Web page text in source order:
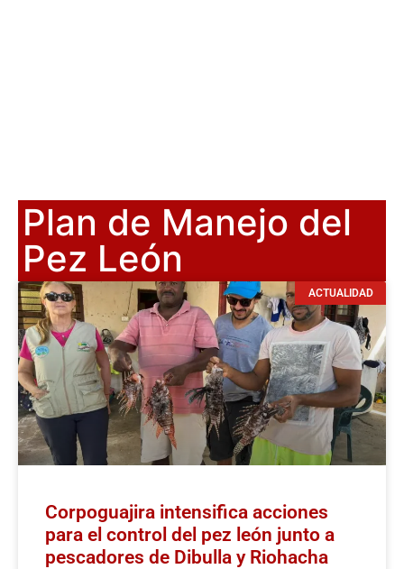
Plan de Manejo del
Pez León
ACTUALIDAD
Corpoguajira intensifica acciones
para el control del pez león junto a
pescadores de Dibulla y Riohacha